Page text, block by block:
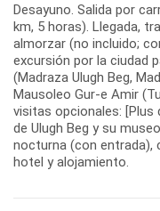
Desayuno. Salida por
km, 5 horas). Llegada,
almorzar (no incluido;
excursión por la ciudad
(Madraza Ulugh Beg,
Mausoleo Gur-e Amir
visitas opcionales: [Plus
de Ulugh Beg y su
nocturna (con entrada),
hotel y alojamiento.